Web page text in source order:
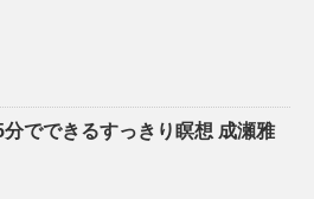
分でできるすっきり瞑想 成瀬雅